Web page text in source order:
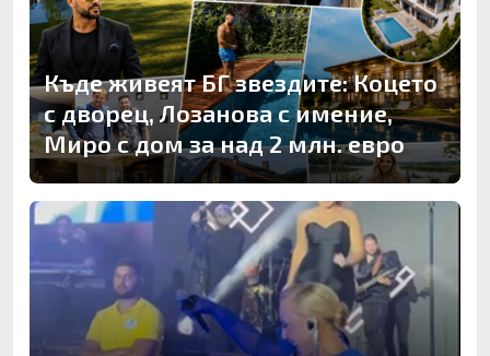
Къде живеят БГ звездите: Коцето
с дворец, Лозанова с имение,
Миро с дом за над 2 млн. евро